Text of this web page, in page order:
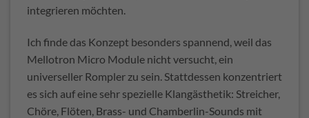
integrieren möchten.
Ich finde das Konzept besonders spannend, weil das
Mellotron Micro Module nicht versucht, ein
universeller Rompler zu sein. Stattdessen konzentriert
es sich auf eine sehr spezielle Klangästhetik: Streicher,
Chöre, Flöten, Brass- und Chamberlin-Sounds mit